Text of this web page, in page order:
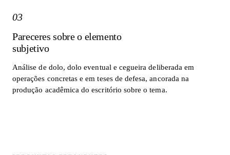
03
Pareceres sobre o elemento
subjetivo
Análise de dolo, dolo eventual e cegueira deliberada em
operações concretas e em teses de defesa, ancorada na
produção acadêmica do escritório sobre o tema.